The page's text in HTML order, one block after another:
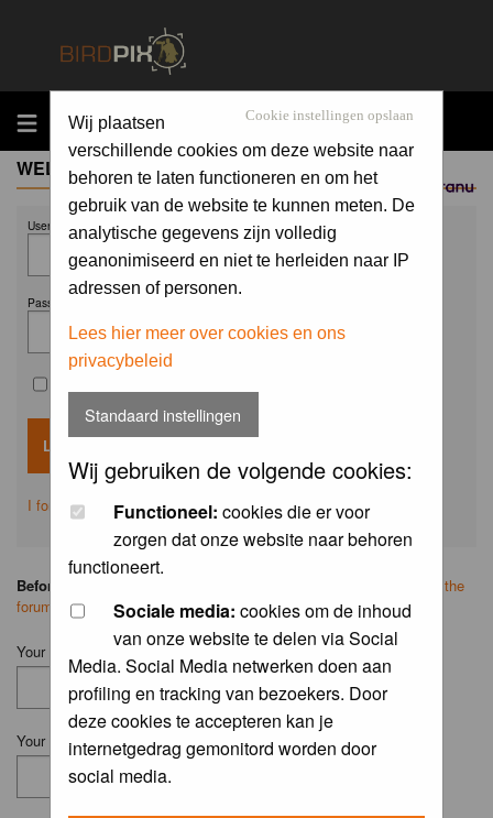
MENU
Sponsored by
Cookie instellingen opslaan
Wij plaatsen
verschillende cookies om deze website naar
behoren te laten functioneren en om het
gebruik van de website te kunnen meten. De
analytische gegevens zijn volledig
geanonimiseerd en niet te herleiden naar IP
adressen of personen.
Lees hier meer over cookies en ons
privacybeleid
Standaard instellingen
Wij gebruiken de volgende cookies:
Functioneel: cookies die er voor
zorgen dat onze website naar behoren
functioneert.
Sociale media: cookies om de inhoud
van onze website te delen via Social
Media. Social Media netwerken doen aan
profiling en tracking van bezoekers. Door
deze cookies te accepteren kan je
internetgedrag gemonitord worden door
social media.
WELCOME GUEST
Username:
Password:
I forgot my password
Before you ask your question:
search on the
forum
first.
Your Name (Fill in your username if you have one):
Your Email: